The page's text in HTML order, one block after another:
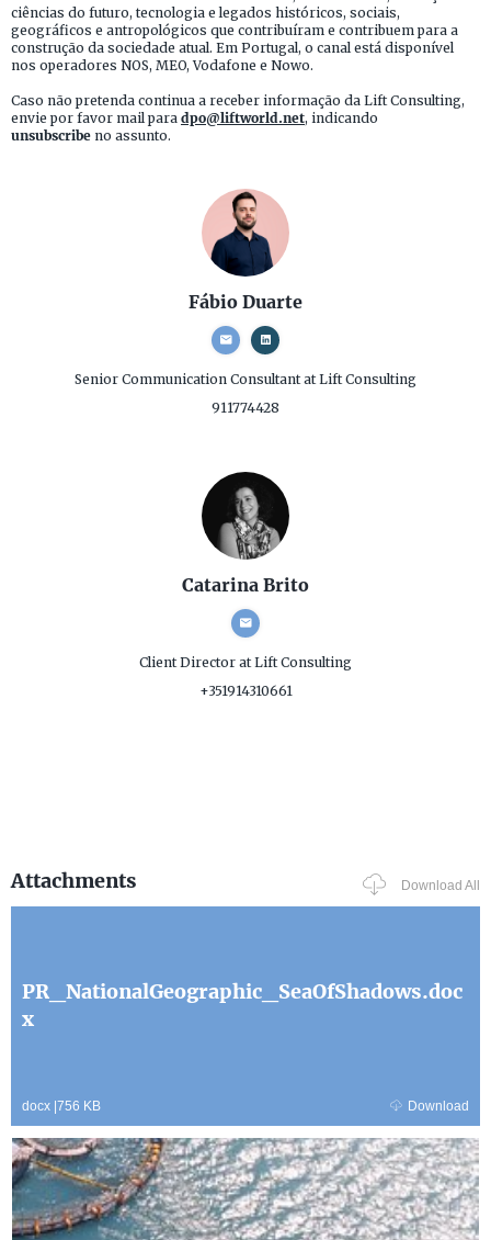
ciências do futuro, tecnologia e legados históricos, sociais,
geográficos e antropológicos que contribuíram e contribuem para a
construção da sociedade atual. Em Portugal, o canal está disponível
nos operadores NOS, MEO, Vodafone e Nowo.
Caso não pretenda continua a receber informação da Lift Consulting,
envie por favor mail para dpo@liftworld.net, indicando
unsubscribe no assunto.
Fábio Duarte
Senior Communication Consultantat Lift Consulting
911774428
Catarina Brito
Client Director at Lift Consulting
+351914310661
Attachments Download All
PR_NationalGeographic_SeaOfShadows.doc
x
docx 756 KB Download